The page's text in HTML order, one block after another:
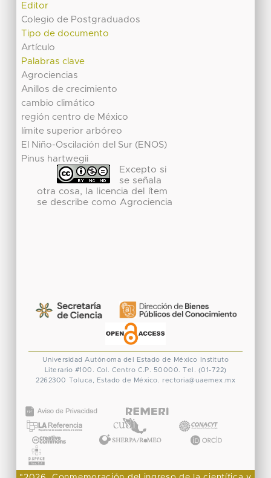
Editor
Colegio de Postgraduados
Tipo de documento
Artículo
Palabras clave
Agrociencias
Anillos de crecimiento
cambio climático
región centro de México
límite superior arbóreo
El Niño-Oscilación del Sur (ENOS)
Pinus hartwegii
Excepto si
se señala
otra cosa, la licencia del ítem
se describe como Agrociencia
Universidad Autónoma del Estado de México
Instituto
Literario #100. Col. Centro C.P. 50000. Tel. (01-722)
2262300 Toluca, Estado de México. rectoria@uaemex.mx